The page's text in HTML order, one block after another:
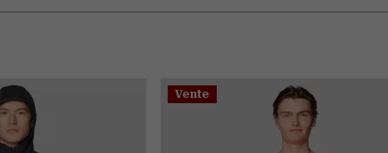
Vente